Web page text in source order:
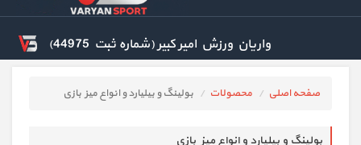
واریان ورزش امیر کبیر (شماره ثبت 44975)
صفحه اصلی محصولات بولینگ و بیلیارد و انواع میز بازی
بولینگ و بیلیارد و انواع میز بازی